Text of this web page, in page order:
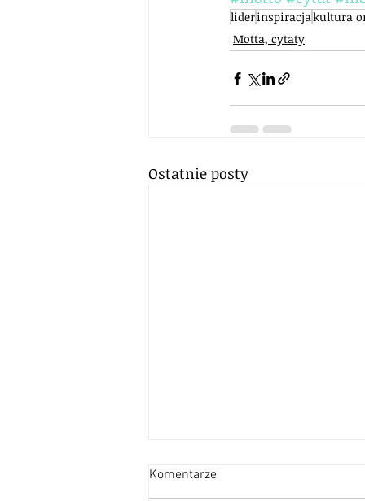
liderinspiracjakultura
Motta, cytaty
Ostatnie posty
Komentarze